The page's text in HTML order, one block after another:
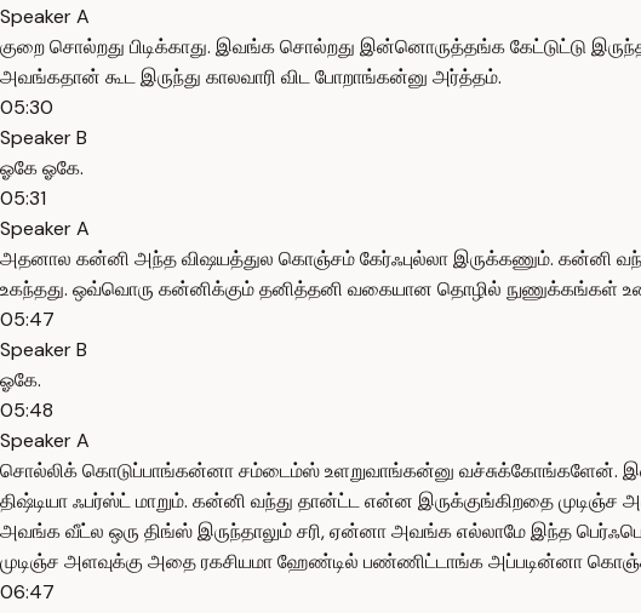
Speaker A
குறை சொல்றது பிடிக்காது. இவங்க சொல்றது இன்னொருத்தங்க கேட்டுட்டு
அவங்கதான் கூட இருந்து காலவாரி விட போறாங்கன்னு அர்த்தம்.
05:30
Speaker B
ஓகே ஓகே.
05:31
Speaker A
அதனால கன்னி அந்த விஷயத்துல கொஞ்சம் கேர்ஃபுல்லா இருக்கணும். கன்னி
உகந்தது. ஒவ்வொரு கன்னிக்கும் தனித்தனி வகையான தொழில் நுணுக்கங்கள்
05:47
Speaker B
ஓகே.
05:48
Speaker A
சொல்லிக் கொடுப்பாங்கன்னா சம்டைம்ஸ் உளறுவாங்கன்னு
திஷ்டியா ஃபர்ஸ்ட் மாறும். கன்னி வந்து தான்ட்ட என்ன இருக்குங்கிறதை முடிஞ்ச
அவங்க வீட்ல ஒரு திங்ஸ் இருந்தாலும் சரி, ஏன்னா அவங்க எல்லாமே இந்த
முடிஞ்ச அளவுக்கு அதை ரகசியமா ஹேண்டில் பண்ணிட்டாங்க அப்படின்னா
06:47